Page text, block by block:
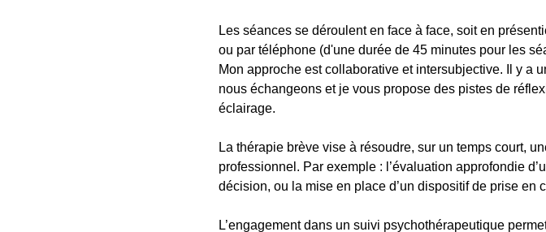
Les séances se déroulent en face à face, soit en
ou par téléphone (d'une durée de 45 minutes pour les
Mon approche est collaborative et intersubjective. Il y a
nous échangeons et je vous propose des pistes de
éclairage.
La thérapie brève vise à résoudre, sur un temps court,
professionnel. Par exemple : l’évaluation approfondie
décision, ou la mise en place d’un dispositif de prise en
L’engagement dans un suivi psychothérapeutique